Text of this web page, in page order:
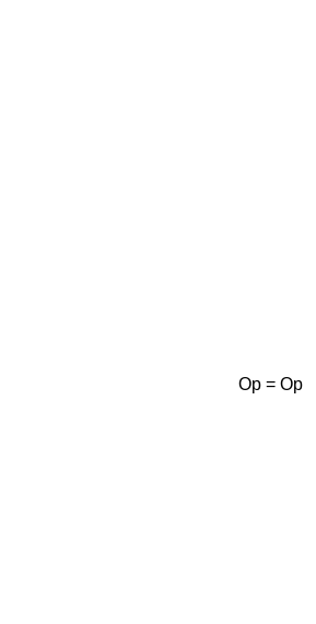
Op = Op